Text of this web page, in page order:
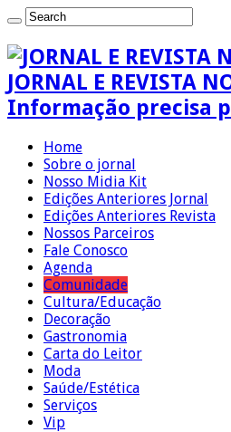
JORNAL E REVISTA
Informação precisa
Home
Sobre o jornal
Nosso Midia Kit
Edições Anteriores Jornal
Edições Anteriores Revista
Nossos Parceiros
Fale Conosco
Agenda
Comunidade
Cultura/Educação
Decoração
Gastronomia
Carta do Leitor
Moda
Saúde/Estética
Serviços
Vip